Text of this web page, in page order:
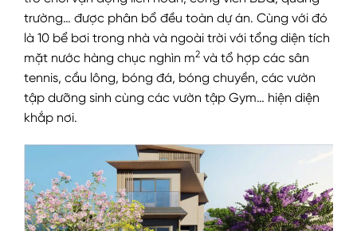
trường… được phân bổ đều toàn dự án. Cùng với đó
là 10 bể bơi trong nhà và ngoài trời với tổng diện tích
mặt nước hàng chục nghìn m2 và tổ hợp các sân
tennis, cầu lông, bóng đá, bóng chuyền, các vườn
tập dưỡng sinh cùng các vườn tập Gym… hiện diện
khắp nơi.